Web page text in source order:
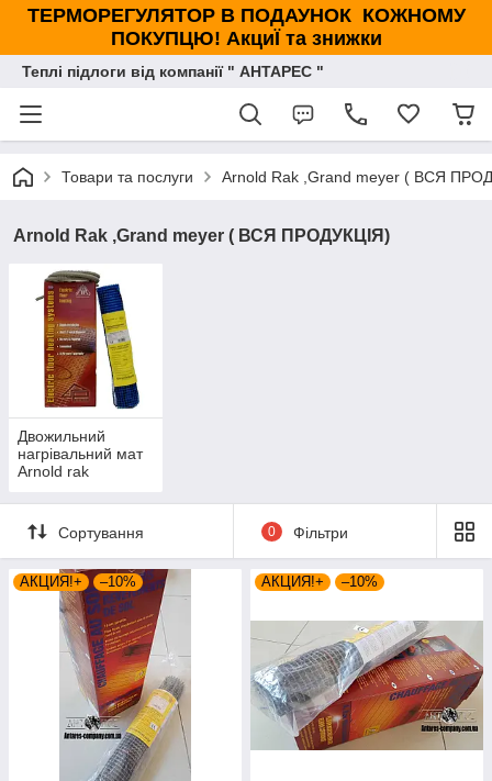
ТЕРМОРЕГУЛЯТОР В ПОДАУНОК КОЖНОМУ
ПОКУПЦЮ! АкциЇ та знижки
Теплі підлоги від компанії " АНТАРЕС "
Товари та послуги Arnold Rak ,Grand meyer ( ВСЯ
Arnold Rak ,Grand meyer ( ВСЯ ПРОДУКЦІЯ)
Двожильний
нагрівальний мат
Arnold rak
Сортування 0 Фільтри
АКЦИЯ!+ –10% АКЦИЯ!+ –10%